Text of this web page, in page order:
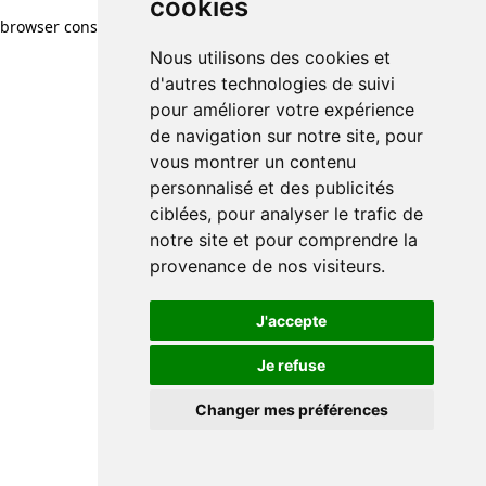
cookies
Nous utilisons des cookies et
d'autres technologies de suivi
pour améliorer votre expérience
de navigation sur notre site, pour
vous montrer un contenu
personnalisé et des publicités
ciblées, pour analyser le trafic de
notre site et pour comprendre la
provenance de nos visiteurs.
J'accepte
Je refuse
Changer mes préférences
browser console for more information)